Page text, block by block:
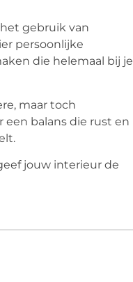
gebruik van
persoonlijke
die helemaal bij je
maar toch
balans die rust en
jouw interieur de